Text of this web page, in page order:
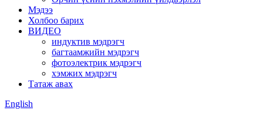
Мэдээ
Холбоо барих
ВИДЕО
индуктив мэдрэгч
багтаамжийн мэдрэгч
фотоэлектрик мэдрэгч
хэмжих мэдрэгч
Татаж авах
English